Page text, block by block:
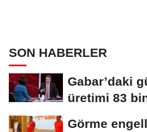
SON HABERLER
Gabar’daki
üretimi 83
Görme